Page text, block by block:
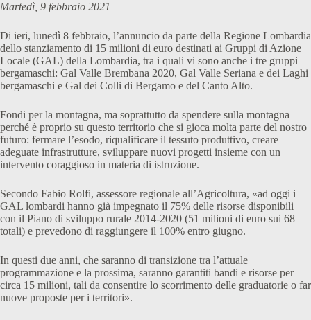
Martedì, 9 febbraio 2021
Di ieri, lunedì 8 febbraio, l’annuncio da parte della Regione Lombardia
dello stanziamento di 15 milioni di euro destinati ai Gruppi di Azione
Locale (GAL) della Lombardia, tra i quali vi sono anche i tre gruppi
bergamaschi: Gal Valle Brembana 2020, Gal Valle Seriana e dei Laghi
bergamaschi e Gal dei Colli di Bergamo e del Canto Alto.
Fondi per la montagna, ma soprattutto da spendere sulla montagna
perché è proprio su questo territorio che si gioca molta parte del nostro
futuro: fermare l’esodo, riqualificare il tessuto produttivo, creare
adeguate infrastrutture, sviluppare nuovi progetti insieme con un
intervento coraggioso in materia di istruzione.
Secondo Fabio Rolfi, assessore regionale all’Agricoltura, «ad oggi i
GAL lombardi hanno già impegnato il 75% delle risorse disponibili
con il Piano di sviluppo rurale 2014-2020 (51 milioni di euro sui 68
totali) e prevedono di raggiungere il 100% entro giugno.
In questi due anni, che saranno di transizione tra l’attuale
programmazione e la prossima, saranno garantiti bandi e risorse per
circa 15 milioni, tali da consentire lo scorrimento delle graduatorie o far
nuove proposte per i territori».